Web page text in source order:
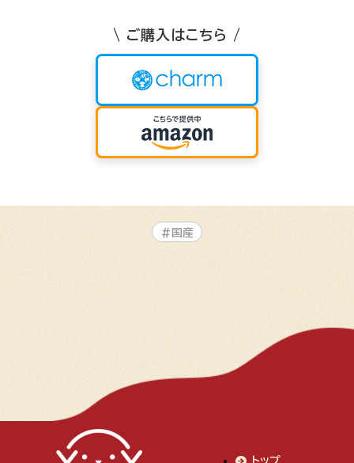
\ ご購入はこちら /
#国産
トップ